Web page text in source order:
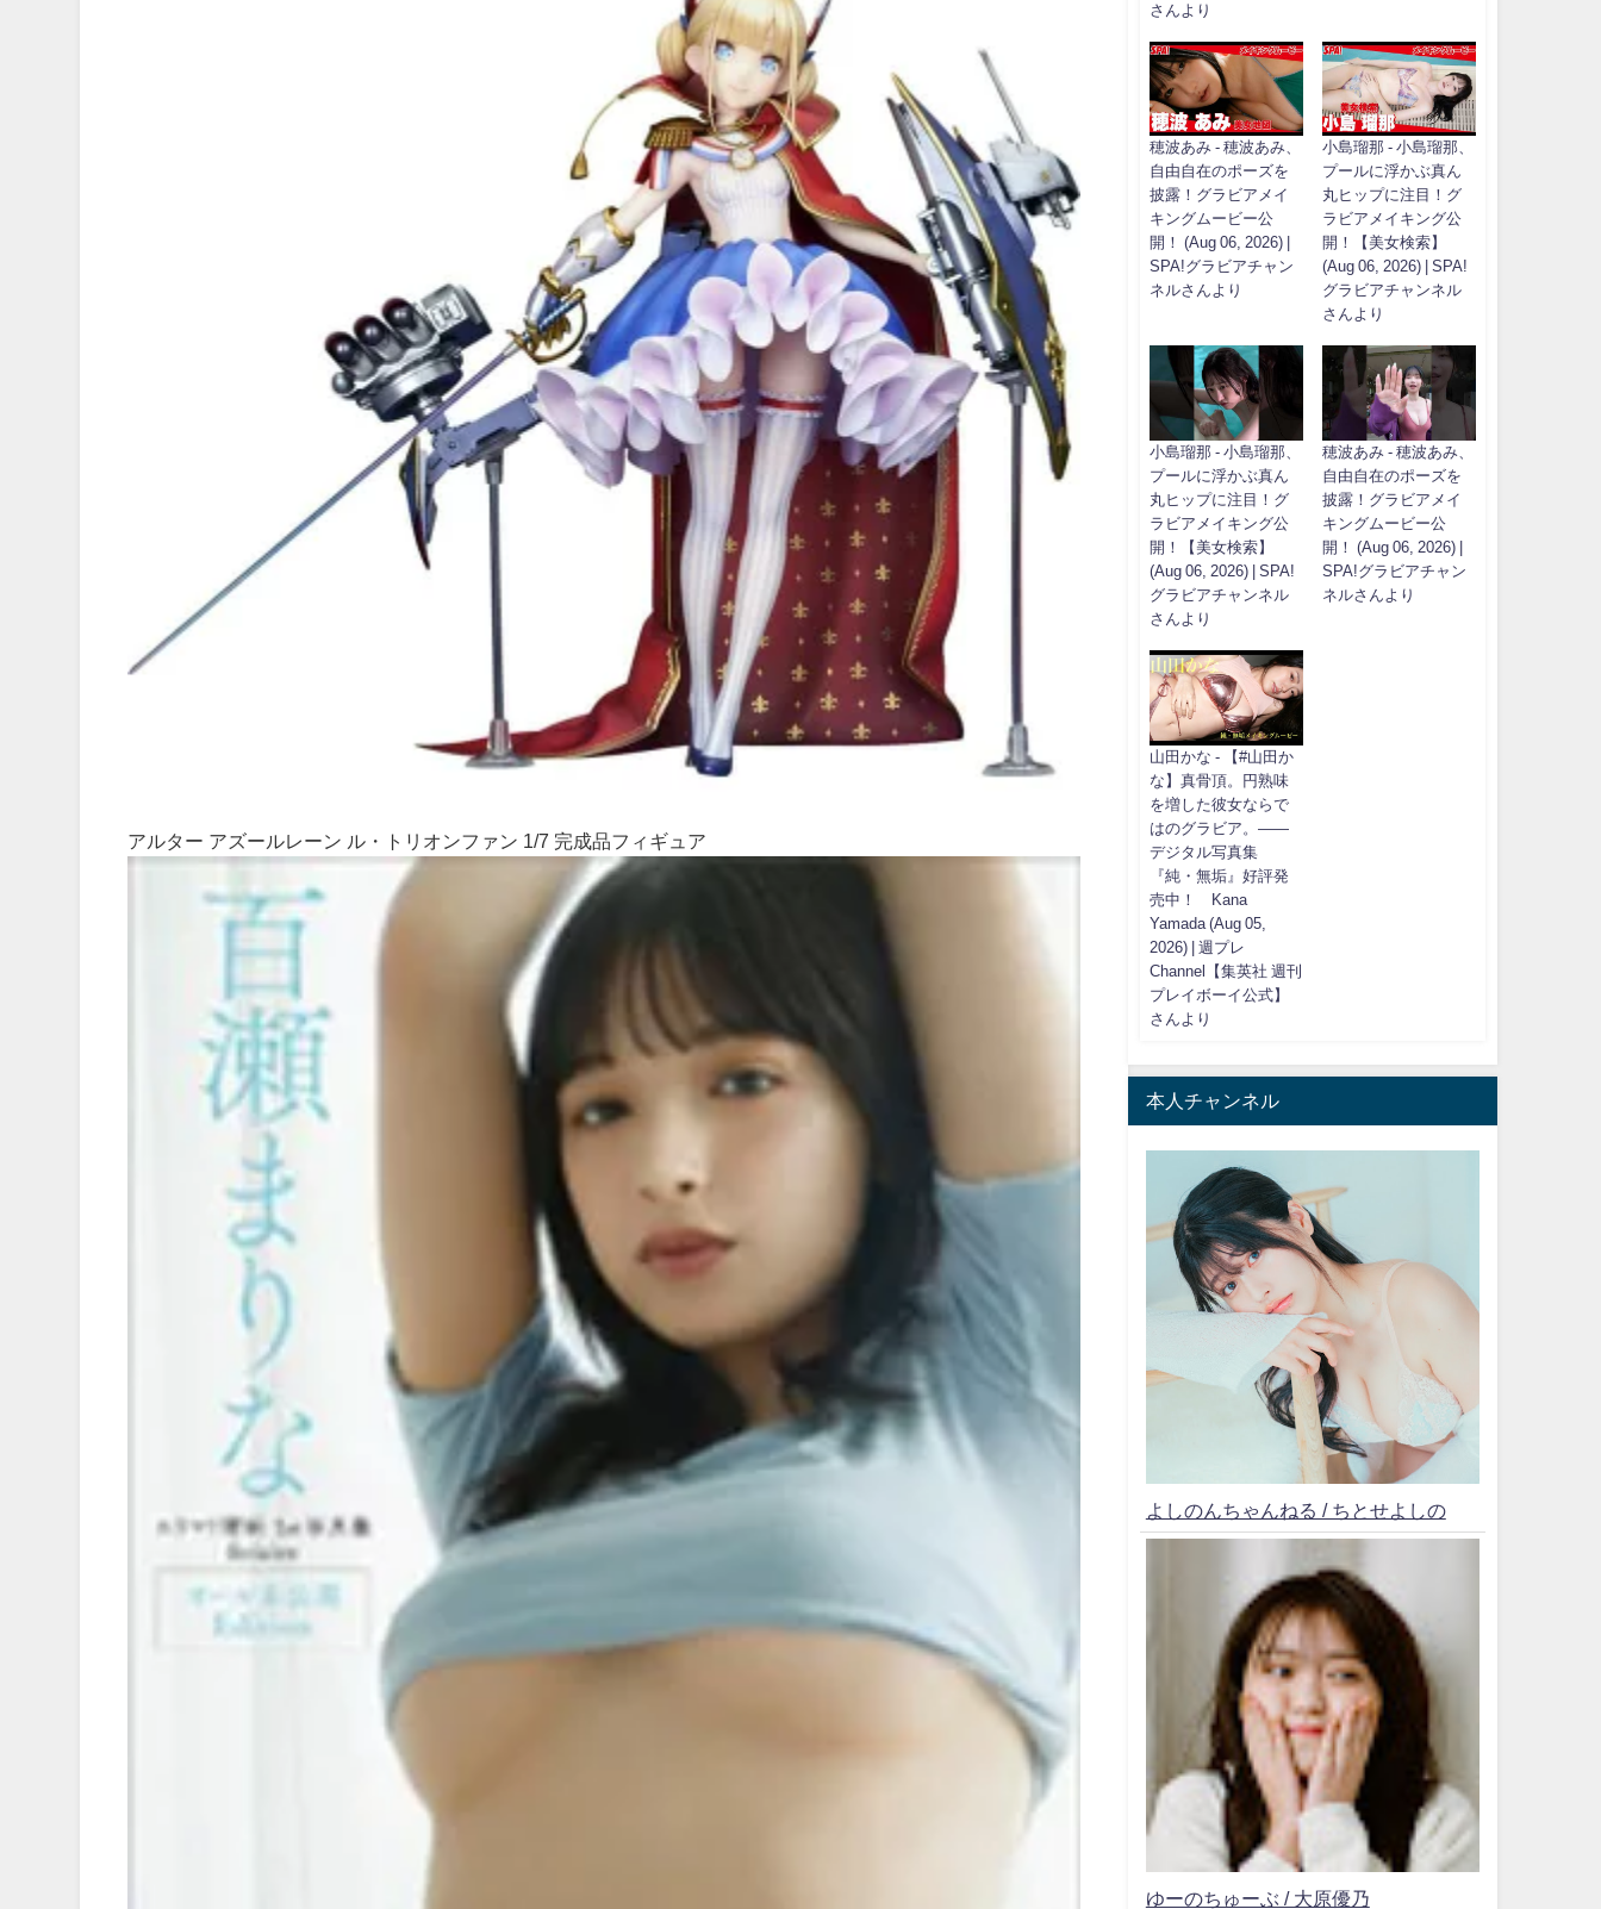
アルター アズールレーン ル・トリオンファン 1/7 完成品フィギュア
さんより
穂波あみ - 穂波あみ、
自由自在のポーズを
披露！グラビアメイ
キングムービー公
開！ (Aug 06, 2026) |
SPA!グラビアチャン
ネルさんより
小島瑠那 - 小島瑠那、
プールに浮かぶ真ん
丸ヒップに注目！グ
ラビアメイキング公
開！【美女検索】
(Aug 06, 2026) | SPA!
グラビアチャンネル
さんより
小島瑠那 - 小島瑠那、
プールに浮かぶ真ん
丸ヒップに注目！グ
ラビアメイキング公
開！【美女検索】
(Aug 06, 2026) | SPA!
グラビアチャンネル
さんより
穂波あみ - 穂波あみ、
自由自在のポーズを
披露！グラビアメイ
キングムービー公
開！ (Aug 06, 2026) |
SPA!グラビアチャン
ネルさんより
山田かな - 【#山田か
な】真骨頂。円熟味
を増した彼女ならで
はのグラビア。――
デジタル写真集
『純・無垢』好評発
売中！ Kana
Yamada (Aug 05,
2026) | 週プレ
Channel【集英社 週刊
プレイボーイ公式】
さんより
本人チャンネル
よしのんちゃんねる / ちとせよしの
ゆーのちゅーぶ / 大原優乃